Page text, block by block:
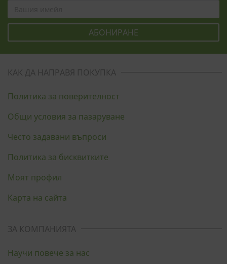
КАК ДА НАПРАВЯ ПОКУПКА
Политика за поверителност
Общи условия за пазаруване
Често задавани въпроси
Политика за бисквитките
Моят профил
Карта на сайта
ЗА КОМПАНИЯТА
Научи повече за нас